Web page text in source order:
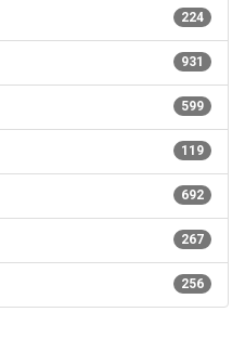
224
931
599
119
692
267
256